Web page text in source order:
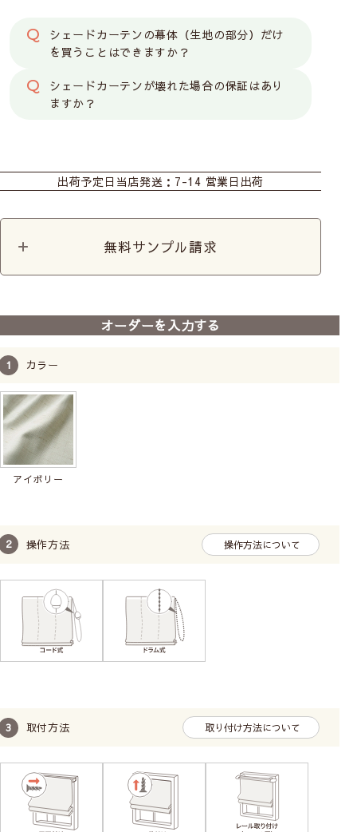
お子様の手に届かないように、チェーンをくるくると
操作位置はお部屋に合わせて
シェードカーテンの操作コードの位置を左右どちらか
お選びいただけます。お部屋の間取りや窓の位置に合
わせてご自由にお選びください。
取り付け方によってサイズが変わります
シェードカーテンは取付け方によって注文サイズが変わるの
でご注意ください。
・小窓の場合は窓枠の内側に取り付ける
・リビングや寝室などの比較的大きめの窓なら光の漏れない
正面付け
きいため不向きです）
必ずサイズの測り方をご一読ください。
天井付け
窓枠の内側に取付けます。
窓枠とシェード間に少し隙
間があきます。光を取りた
シェードカーテンの幕体（生地の部分）だけ
を買うことはできますか？
シェードカーテンが壊れた場合の保証はあり
ますか？
カフェ出荷予定日 当店発送：7-14 営業日出荷
無料サンプル請求
オーダーを入力する
カラー
アイボリー
操作方法 操作方法について
取付方法 取り付け方法について